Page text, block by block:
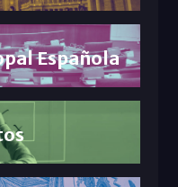
Española